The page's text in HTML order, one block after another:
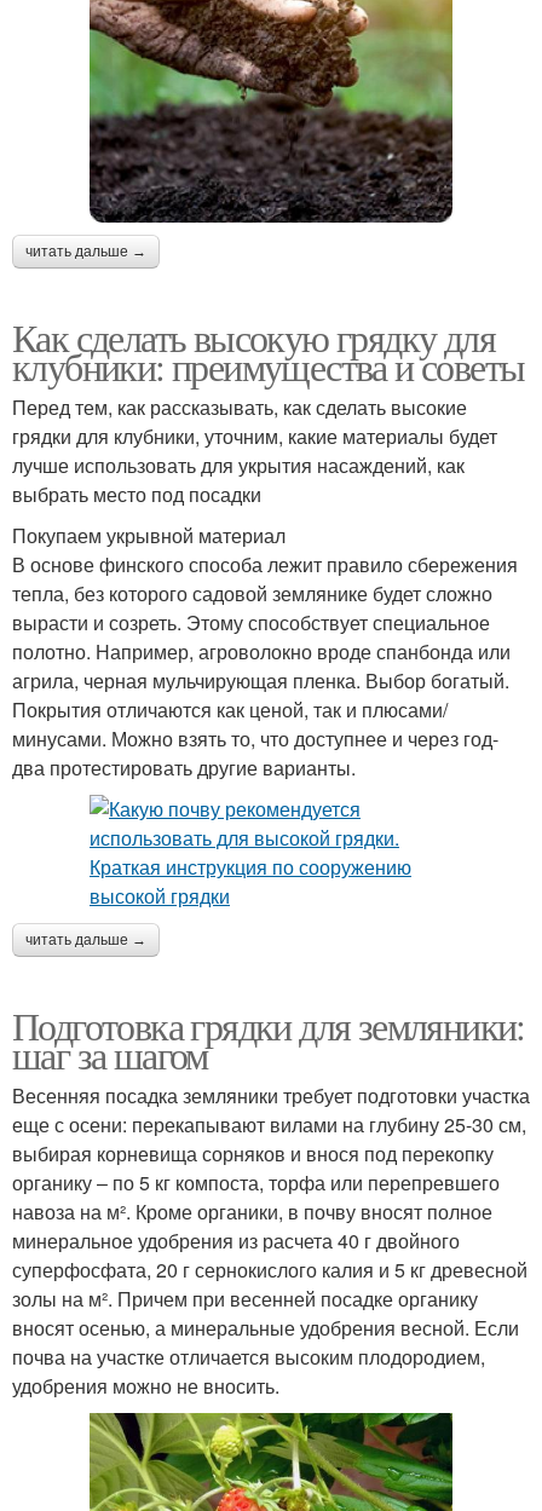
читать дальше →
Как сделать высокую грядку для
клубники: преимущества и советы
Перед тем, как рассказывать, как сделать высокие
грядки для клубники, уточним, какие материалы будет
лучше использовать для укрытия насаждений, как
выбрать место под посадки
Покупаем укрывной материал
В основе финского способа лежит правило сбережения
тепла, без которого садовой землянике будет сложно
вырасти и созреть. Этому способствует специальное
полотно. Например, агроволокно вроде спанбонда или
агрила, черная мульчирующая пленка. Выбор богатый.
Покрытия отличаются как ценой, так и плюсами/
минусами. Можно взять то, что доступнее и через год-
два протестировать другие варианты.
читать дальше →
Подготовка грядки для земляники:
шаг за шагом
Весенняя посадка земляники требует подготовки участка
еще с осени: перекапывают вилами на глубину 25-30 см,
выбирая корневища сорняков и внося под перекопку
органику – по 5 кг компоста, торфа или перепревшего
навоза на м². Кроме органики, в почву вносят полное
минеральное удобрения из расчета 40 г двойного
суперфосфата, 20 г сернокислого калия и 5 кг древесной
золы на м². Причем при весенней посадке органику
вносят осенью, а минеральные удобрения весной. Если
почва на участке отличается высоким плодородием,
удобрения можно не вносить.